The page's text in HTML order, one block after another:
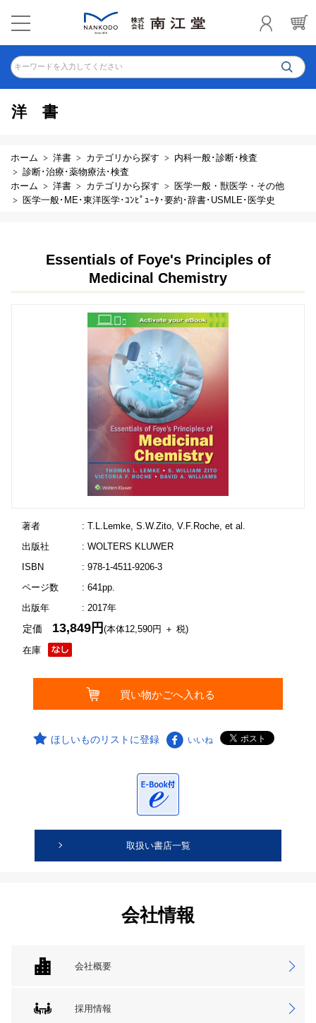
キーワードを入力してください
洋書
ホーム 洋書 カテゴリから探す
内科一般･診断･検査
診断･治療･薬物療法･検査
ホーム
洋書 カテゴリから探す
医学一般・獣医学・その他
医学一般･ME･東洋医学･ｺﾝﾋﾟｭｰﾀ･要約･辞書･USMLE･医学史
Essentials of Foye's Principles of
Medicinal Chemistry
著者
: T.L.Lemke, S.W.Zito, V.F.Roche, et al.
出版社
: WOLTERS KLUWER
ISBN
: 978-1-4511-9206-3
ページ数
: 641pp.
出版年
: 2017年
在庫
定価 13,849円(本体12,590円 ＋ 税)
ほしいものリストに登録 いいね
取扱い書店一覧
会社情報
会社概要
採用情報